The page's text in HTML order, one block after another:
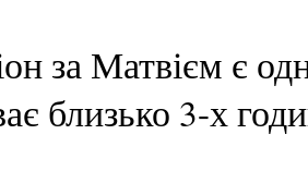
за Матвієм є
близько 3-х